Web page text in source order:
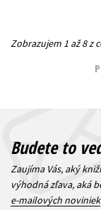
Zobrazujem 1 až 8 z
Budete to
Zaujíma Vás, aký
výhodná zľava, aká
e-mailových noviniek